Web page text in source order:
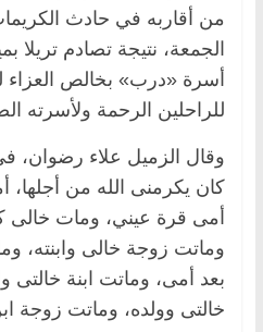
من أقاربه في حادث
الجمعة، نتيجة تصادم تريلا
أسرة «درب» بخالص العزاء
للراحلين الرحمة ولأسرته
وقال الزميل علاء رضوان،
كان يكرمنى الله من أجلها،
أمى قرة عيني، ومات خالى
وماتت زوجة خالى وابنته،
بعد أمى، وماتت ابنة خالتى
خالتى وولده، وماتت زوجة